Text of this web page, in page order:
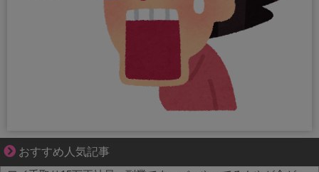
おすすめ人気記事
大変だけど幸せ。等身大の子育て物語。